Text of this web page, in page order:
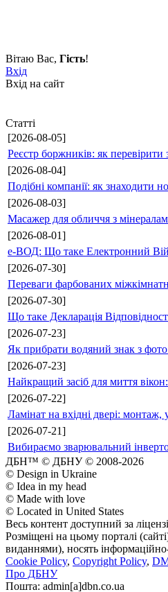
Вітаю Вас, Гість!
Вхід
Вхід на сайт
Статті
[2026-08-05]
Реєстр боржників: як перевірити
[2026-08-04]
Подібні компанії: як знаходити
[2026-08-03]
Масажер для обличчя з
[2026-08-01]
е-ВОД: Що таке Електронний
[2026-07-30]
Переваги фарбованих
[2026-07-30]
Що таке Декларація
[2026-07-23]
Як прибрати водяний знак з
[2026-07-23]
Найкращий засіб для миття
[2026-07-22]
Ламінат на вхідні двері:
[2026-07-21]
Вибираємо зварювальний
ДБН™ © ДБНУ © 2008-2026
© Design in Ukraine
© Idea in my head
© Made with love
© Located in United States
Весь контент доступний за
Розміщені на цьому порталі
виданнями), носять інформаційно-
Cookie Policy, Copyright Policy,
Про ДБНУ
Пошта: admin[а]dbn.co.ua